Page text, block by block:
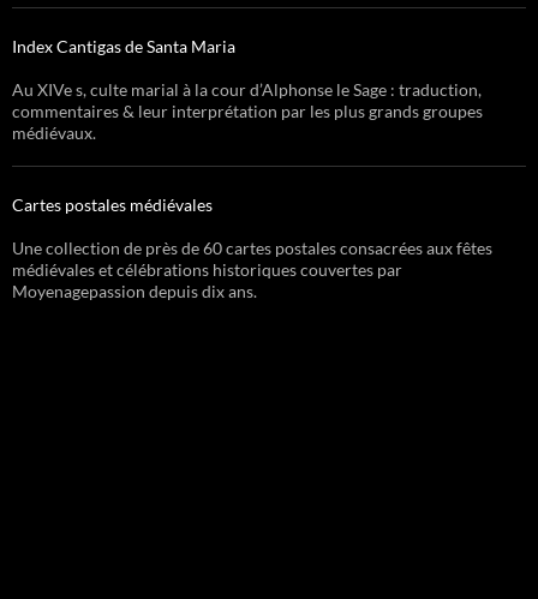
Index Cantigas de Santa Maria
Au XIVe s, culte marial à la cour d’Alphonse le Sage : traduction,
commentaires & leur interprétation par les plus grands groupes
médiévaux.
Cartes postales médiévales
Une collection de près de 60 cartes postales consacrées aux fêtes
médiévales et célébrations historiques couvertes par
Moyenagepassion depuis dix ans.